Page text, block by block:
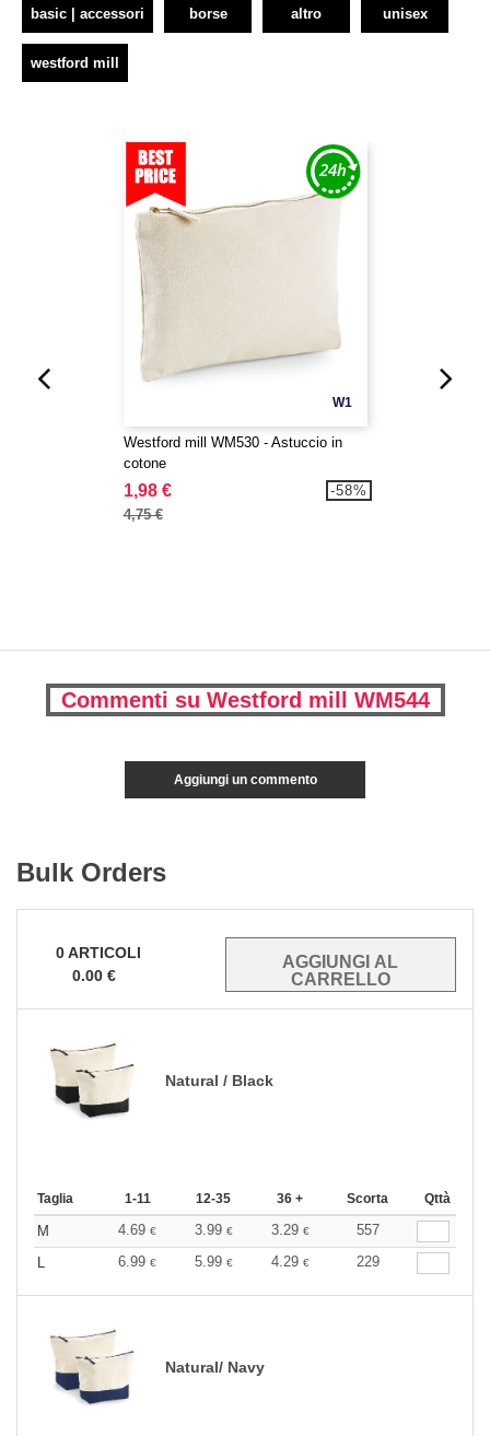
basic | accessori borse altro unisex
westford mill
W1
Westford mill WM530 - Astuccio in
cotone
1,98 €
4,75 €
-58%
Commenti su Westford mill WM544
Aggiungi un commento
Bulk Orders
0ARTICOLI
0.00 €
Natural / Black
Taglia 1-11 12-35 36 + Scorta Qttà
M 4.69 € 3.99 € 3.29 €
557
L
6.99 € 5.99 € 4.29 € 229
Natural/ Navy